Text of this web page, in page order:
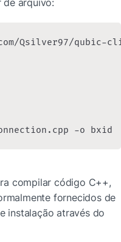
de arquivo:
Qsilver97/qubic-
-o bxid
fornecidos de